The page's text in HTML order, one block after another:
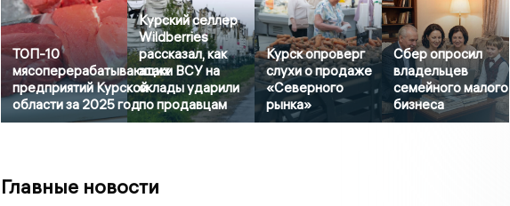
ТОП-10
мясоперерабатывающих
предприятий Курской
области за 2025 год
Курский селлер
Wildberries
рассказал, как
атаки ВСУ на
склады ударили
по продавцам
Курск опроверг
слухи о продаже
«Северного
рынка»
Сбер опросил
владельцев
семейного малого
бизнеса
Главные новости